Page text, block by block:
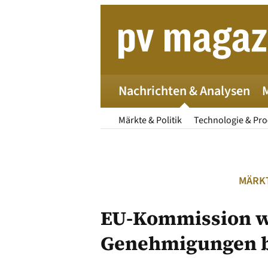
Nachrichten & Analysen
Märkte & Politik Technologie &
EU-Kommission
Genehmigungen
Die